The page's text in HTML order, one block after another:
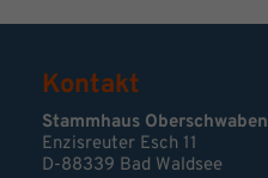
Kontakt
Stammhaus Oberschwaben
Enzisreuter Esch 11
D-88339 Bad Waldsee